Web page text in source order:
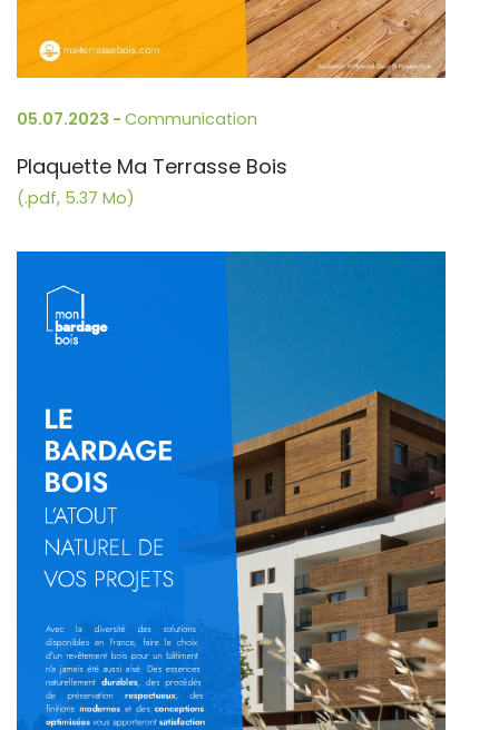
05.07.2023 - Communication
Plaquette Ma Terrasse Bois
(.pdf, 5.37 Mo)